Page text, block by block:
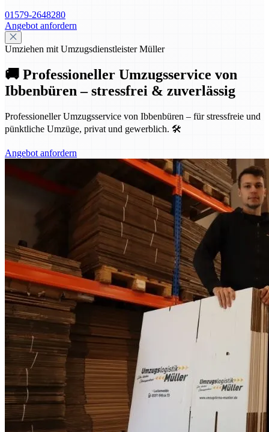
01579-2648280
Angebot anfordern
Umziehen mit Umzugsdienstleister Müller
🚚 Professioneller Umzugsservice von
Ibbenbüren – stressfrei & zuverlässig
Professioneller Umzugsservice von Ibbenbüren – für stressfreie und
pünktliche Umzüge, privat und gewerblich. 🛠️
Angebot anfordern